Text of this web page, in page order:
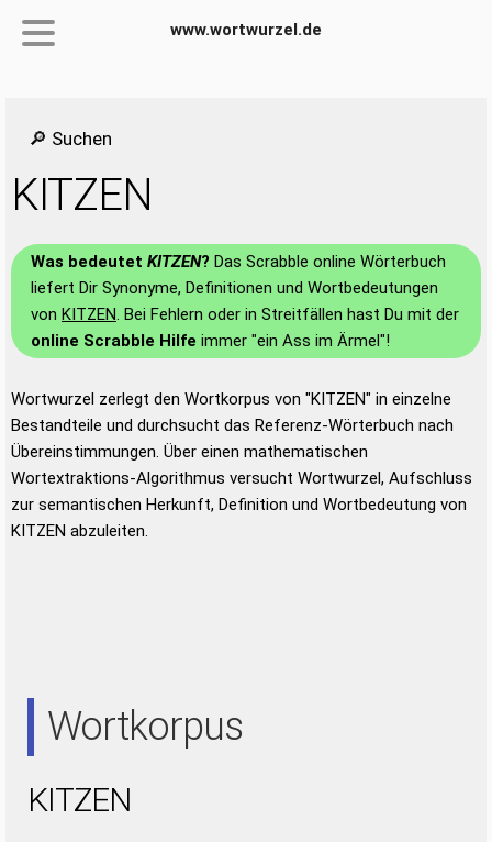
www.wortwurzel.de
🔎 Suchen
KITZEN
Was bedeutet KITZEN? Das Scrabble online Wörterbuch
liefert Dir Synonyme, Definitionen und Wortbedeutungen
von KITZEN. Bei Fehlern oder in Streitfällen hast Du mit der
online Scrabble Hilfe immer "ein Ass im Ärmel"!
Wortwurzel zerlegt den Wortkorpus von "KITZEN" in einzelne
Bestandteile und durchsucht das Referenz-Wörterbuch nach
Übereinstimmungen. Über einen mathematischen
Wortextraktions-Algorithmus versucht Wortwurzel, Aufschluss
zur semantischen Herkunft, Definition und Wortbedeutung von
KITZEN abzuleiten.
Wortkorpus
KITZEN